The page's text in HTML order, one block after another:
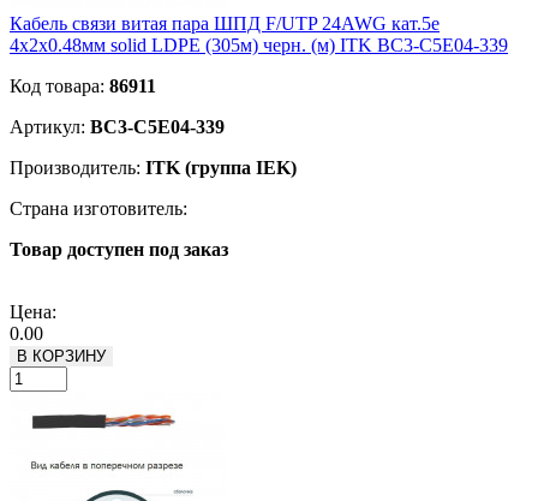
Кабель связи витая пара ШПД F/UTP 24AWG кат.5е
4х2х0.48мм solid LDPE (305м) черн. (м) ITK BC3-C5E04-339
Код товара: 86911
Артикул: BC3-C5E04-339
Производитель: ITK (группа IEK)
Страна изготовитель:
Товар доступен под заказ
Цена:
0.00
В КОРЗИНУ